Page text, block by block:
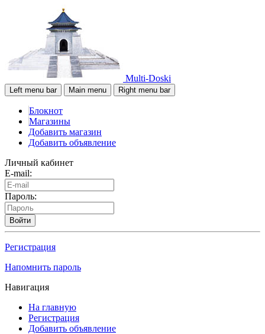
Multi-Doski
Left menu bar Main menu Right menu bar
Блокнот
Магазины
Добавить магазин
Добавить объявление
Личный кабинет
E-mail:
Пароль:
Войти
Регистрация
Напомнить пароль
Навигация
На главную
Регистрация
Добавить объявление